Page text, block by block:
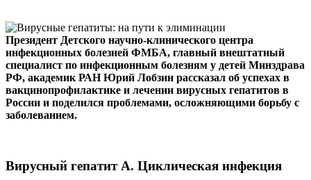
Президент Детского научно-клинического центра
инфекционных болезней ФМБА, главный внештатный
специалист по инфекционным болезням у детей Минздрава
РФ, академик РАН Юрий Лобзин рассказал об успехах в
вакцинопрофилактике и лечении вирусных гепатитов в
России и поделился проблемами, осложняющими борьбу с
заболеванием.
Вирусный гепатит А. Циклическая инфекция